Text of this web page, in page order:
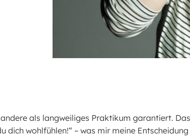
als langweiliges Praktikum garantiert.
dich wohlfühlen!“ – was mir meine